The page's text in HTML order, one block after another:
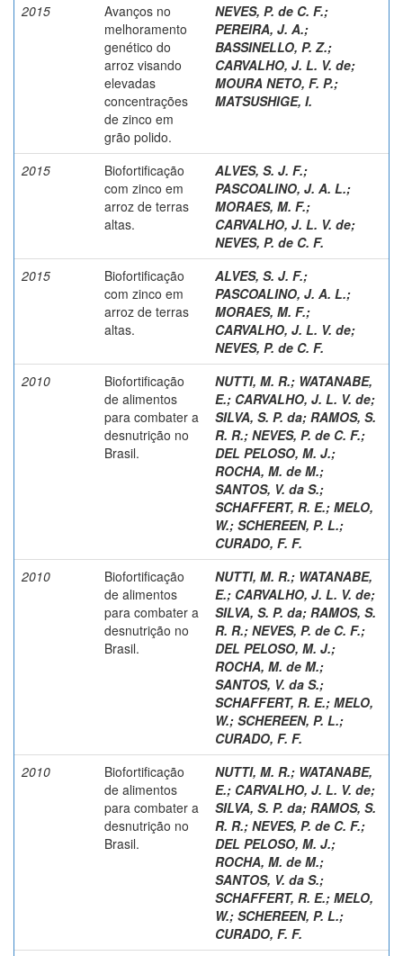
2015
Avanços no
melhoramento
genético do
arroz visando
elevadas
concentrações
de zinco em
grão polido.
NEVES, P. de C. F.;
PEREIRA, J. A.;
BASSINELLO, P. Z.;
CARVALHO, J. L. V. de;
MOURA NETO, F. P.;
MATSUSHIGE, I.
2015
Biofortificação
com zinco em
arroz de terras
altas.
ALVES, S. J. F.;
PASCOALINO, J. A. L.;
MORAES, M. F.;
CARVALHO, J. L. V. de;
NEVES, P. de C. F.
2015
Biofortificação
com zinco em
arroz de terras
altas.
ALVES, S. J. F.;
PASCOALINO, J. A. L.;
MORAES, M. F.;
CARVALHO, J. L. V. de;
NEVES, P. de C. F.
2010
Biofortificação
de alimentos
para combater a
desnutrição no
Brasil.
NUTTI, M. R.; WATANABE,
E.; CARVALHO, J. L. V. de;
SILVA, S. P. da; RAMOS, S.
R. R.; NEVES, P. de C. F.;
DEL PELOSO, M. J.;
ROCHA, M. de M.;
SANTOS, V. da S.;
SCHAFFERT, R. E.; MELO,
W.; SCHEREEN, P. L.;
CURADO, F. F.
2010
Biofortificação
de alimentos
para combater a
desnutrição no
Brasil.
NUTTI, M. R.; WATANABE,
E.; CARVALHO, J. L. V. de;
SILVA, S. P. da; RAMOS, S.
R. R.; NEVES, P. de C. F.;
DEL PELOSO, M. J.;
ROCHA, M. de M.;
SANTOS, V. da S.;
SCHAFFERT, R. E.; MELO,
W.; SCHEREEN, P. L.;
CURADO, F. F.
2010
Biofortificação
de alimentos
para combater a
desnutrição no
Brasil.
NUTTI, M. R.; WATANABE,
E.; CARVALHO, J. L. V. de;
SILVA, S. P. da; RAMOS, S.
R. R.; NEVES, P. de C. F.;
DEL PELOSO, M. J.;
ROCHA, M. de M.;
SANTOS, V. da S.;
SCHAFFERT, R. E.; MELO,
W.; SCHEREEN, P. L.;
CURADO, F. F.